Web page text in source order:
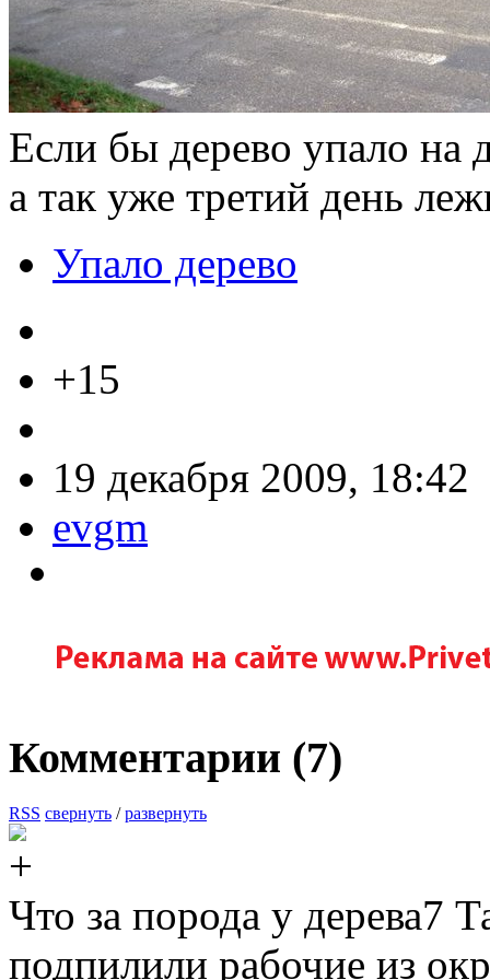
Если бы дерево упало на
а так уже третий день
Упало дерево
+15
19 декабря 2009, 18:42
evgm
Комментарии (7)
RSS свернуть /развернуть
Что за порода у дерева7
подпилили рабочие из